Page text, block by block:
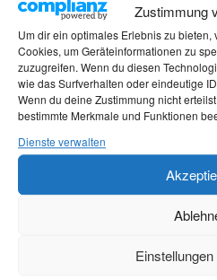
Zustimmung
Um dir ein optimales Erlebnis zu
Cookies, um Geräteinformationen zu
zuzugreifen. Wenn du diesen
wie das Surfverhalten oder eindeutige
Wenn du deine Zustimmung nicht
bestimmte Merkmale und Funktionen
Dienste verwalten
Ich bin Martina und Autorin dieses
Mehr Infos unter About me.
Translate:
Neueste Beiträge